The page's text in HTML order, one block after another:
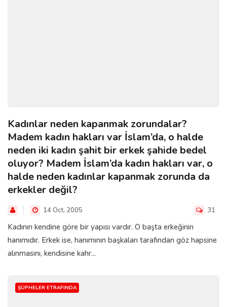
Kadınlar neden kapanmak zorundalar?
Madem kadın hakları var İslam’da, o halde
neden iki kadın şahit bir erkek şahide bedel
oluyor? Madem İslam’da kadın hakları var, o
halde neden kadınlar kapanmak zorunda da
erkekler değil?
14 Oct, 2005 31
Kadının kendine göre bir yapısı vardır. O başta erkeğinin
hanımıdır. Erkek ise, hanımının başkaları tarafından göz hapsine
alınmasını, kendisine kahr...
ŞÜPHELER ETRAFINDA